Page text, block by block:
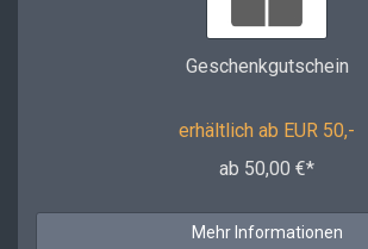
Geschenkgutschein
erhältlich ab EUR 50,-
ab 50,00 €*
Mehr Informationen